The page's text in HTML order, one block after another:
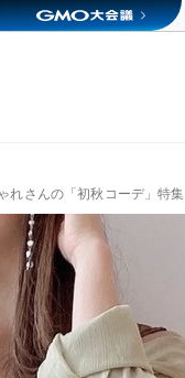
れさんの「初秋コーデ」特集